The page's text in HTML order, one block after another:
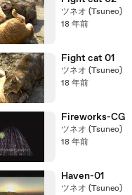
ツネオ (Tsuneo)
18 年前
Fight cat 01
ツネオ (Tsuneo)
18 年前
Fireworks-CG
ツネオ (Tsuneo)
18 年前
Haven-01
ツネオ (Tsuneo)